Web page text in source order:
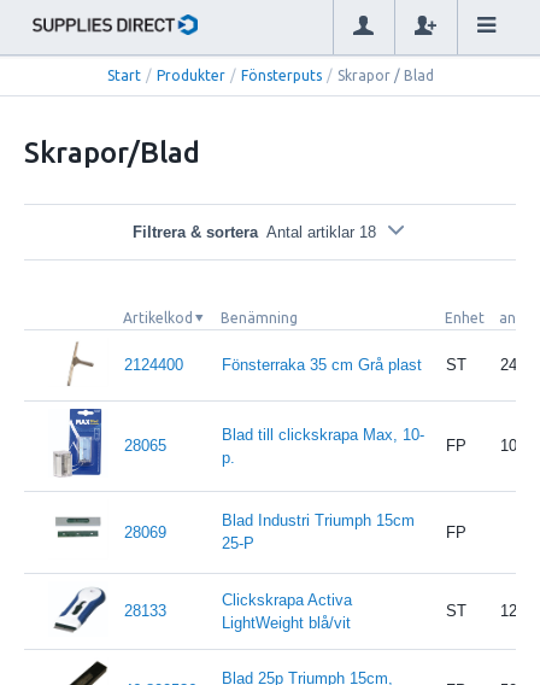
Start / Produkter / Fönsterputs / Skrapor / Blad
Skrapor/Blad
Filtrera & sortera Antal artiklar 18
Artikelkod Benämning Enhet
2124400 Fönsterraka 35 cm Grå plast ST 24
28065
Blad till clickskrapa Max, 10-
p.
FP 10
28069
Blad Industri Triumph 15cm
25-P
FP
28133
Clickskrapa Activa
LightWeight blå/vit
ST 12
Blad 25p Triumph 15cm,